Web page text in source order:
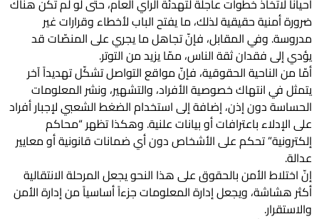
أحياناً لاتخاذ خطوات عاجلة لتهدئة الرأي العام، حتى لو لم تكن هناك
ضرورة أمنية حقيقية لذلك، ما يفتح الباب لأخطاء وقرارات غير
مدروسة. وفي المقابل، فإنّ تجاهل ما يجري على المنصّات قد
يؤدي إلى فقدان ثقة الناس، ممّا يزيد من التوتر.
أمّا من الناحية الحقوقية، فإنّ مواقع التواصل تشكّل تهديداً آخر
يتمثل في انتهاك خصوصية الأفراد، والتشهير، ونشر المعلومات
الحساسة دون إذن، إضافة إلى استخدام الضغط الشعبي لإجبار أفراد
على الإدلاء باعترافات أو بيانات علنية. وهكذا تظهر “محاكم
إلكترونية” تحكم على الأشخاص دون أي ضمانات قانونية أو معايير
عدالة.
إنّ اختلاط الأمن بالحقوق على هذا النحو يجعل المرحلة الانتقالية
أكثر هشاشة، ويجعل إدارة المعلومات جزءاً أساسياً من إدارة الأمن
والاستقرار.